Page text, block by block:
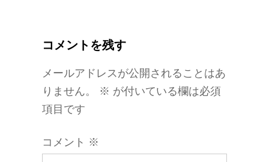
コメントを残す
メールアドレスが公開されることはあ
りません。
※ が付いている欄は必須
項目です
コメント ※